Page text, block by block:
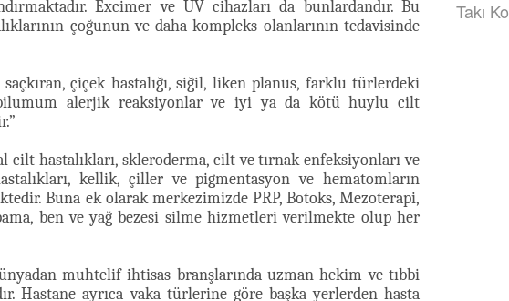
Excimer ve UV cihazları da bunlardandır. Bu
çoğunun ve daha kompleks olanlarının tedavisinde
çiçek hastalığı, siğil, liken planus, farklu türlerdeki
bilumum alerjik reaksiyonlar ve iyi ya da kötü huylu cilt
hastalıkları, skleroderma, cilt ve tırnak enfeksiyonları ve
kellik, çiller ve pigmentasyon ve hematomların
Buna ek olarak merkezimizde PRP, Botoks, Mezoterapi,
ben ve yağ bezesi silme hizmetleri verilmekte olup her
muhtelif ihtisas branşlarında uzman hekim ve tıbbi
Hastane ayrıca vaka türlerine göre başka yerlerden hasta
Takı